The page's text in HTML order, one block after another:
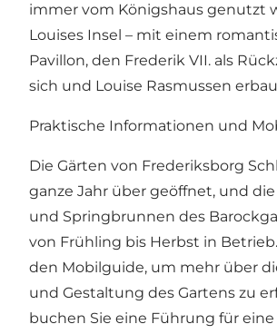
immer vom Königshaus genutzt
Louises Insel – mit einem
Pavillon, den Frederik VII. als
sich und Louise Rasmussen
Praktische Informationen und
Die Gärten von Frederiksborg
ganze Jahr über geöffnet, und
und Springbrunnen des
von Frühling bis Herbst in
den Mobilguide, um mehr über
und Gestaltung des Gartens zu
buchen Sie eine Führung für